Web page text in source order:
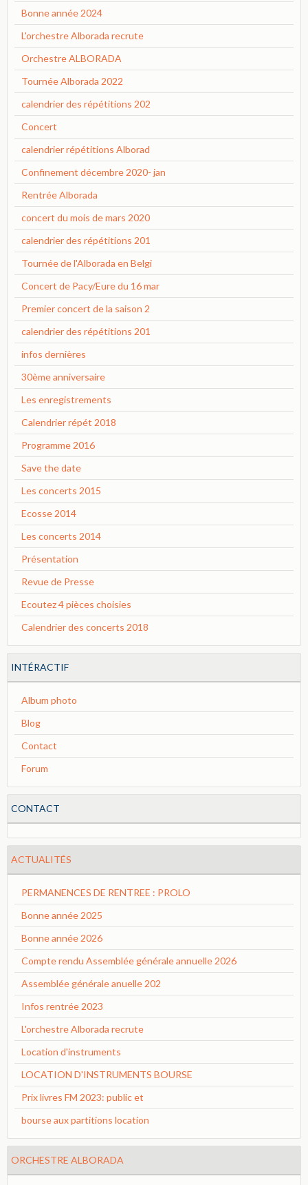
Bonne année 2024
L'orchestre Alborada recrute
Orchestre ALBORADA
Tournée Alborada 2022
calendrier des répétitions 202
Concert
calendrier répétitions Alborad
Confinement décembre 2020- jan
Rentrée Alborada
concert du mois de mars 2020
calendrier des répétitions 201
Tournée de l'Alborada en Belgi
Concert de Pacy/Eure du 16 mar
Premier concert de la saison 2
calendrier des répétitions 201
infos dernières
30ème anniversaire
Les enregistrements
Calendrier répét 2018
Programme 2016
Save the date
Les concerts 2015
Ecosse 2014
Les concerts 2014
Présentation
Revue de Presse
Ecoutez 4 pièces choisies
Calendrier des concerts 2018
INTÉRACTIF
Album photo
Blog
Contact
Forum
CONTACT
ACTUALITÉS
PERMANENCES DE RENTREE : PROLO
Bonne année 2025
Bonne année 2026
Compte rendu Assemblée générale annuelle 2026
Assemblée générale anuelle 202
Infos rentrée 2023
L'orchestre Alborada recrute
Location d'instruments
LOCATION D'INSTRUMENTS BOURSE
Prix livres FM 2023: public et
bourse aux partitions location
ORCHESTRE ALBORADA